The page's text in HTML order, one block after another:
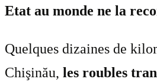
Etat au monde ne la
Quelques dizaines de
Chişinău, les roubles